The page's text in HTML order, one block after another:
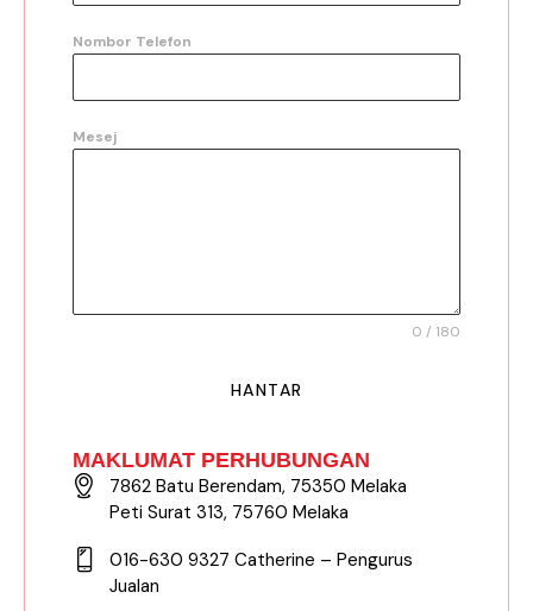
Nombor Telefon
Mesej
0 / 180
HANTAR
MAKLUMAT PERHUBUNGAN
7862 Batu Berendam, 75350 Melaka
Peti Surat 313, 75760 Melaka
016-630 9327 Catherine – Pengurus
Jualan